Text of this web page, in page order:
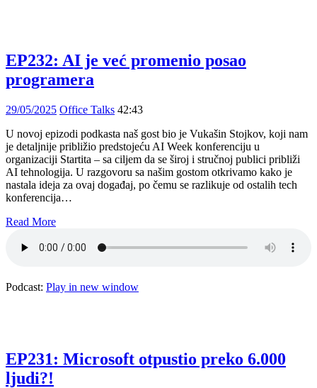
EP232: AI je već promenio posao
programera
29/05/2025 Office Talks 42:43
U novoj epizodi podkasta naš gost bio je Vukašin Stojkov, koji nam
je detaljnije približio predstojeću AI Week konferenciju u
organizaciji Startita – sa ciljem da se široj i stručnoj publici približi
AI tehnologija. U razgovoru sa našim gostom otkrivamo kako je
nastala ideja za ovaj događaj, po čemu se razlikuje od ostalih tech
konferencija…
Read More
Podcast: Play in new window
EP231: Microsoft otpustio preko 6.000
ljudi?!